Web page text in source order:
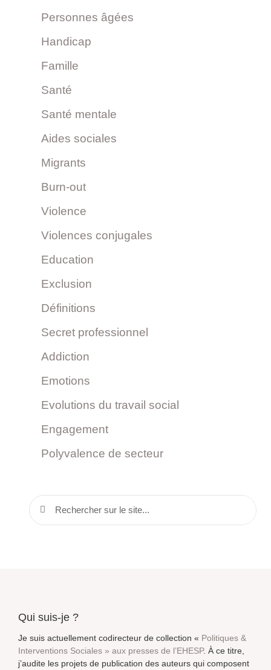
Personnes âgées
Handicap
Famille
Santé
Santé mentale
Aides sociales
Migrants
Burn-out
Violence
Violences conjugales
Education
Exclusion
Définitions
Secret professionnel
Addiction
Emotions
Evolutions du travail social
Engagement
Polyvalence de secteur
Qui suis-je ?
Je suis actuellement codirecteur de collection « Politiques &
Interventions Sociales » aux presses de l’EHESP. À ce titre,
j’audite les projets de publication des auteurs qui composent